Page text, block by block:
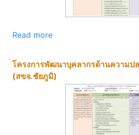
Read more
โครงการพัฒนาบุคลากรด้านความป
(สขจ.ชัยภูมิ)